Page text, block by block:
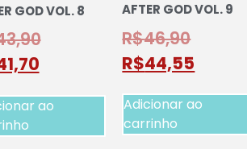
GOD VOL. 8
ao
AFTER GOD VOL. 9
R$46,90
R$44,55
Adicionar ao
carrinho